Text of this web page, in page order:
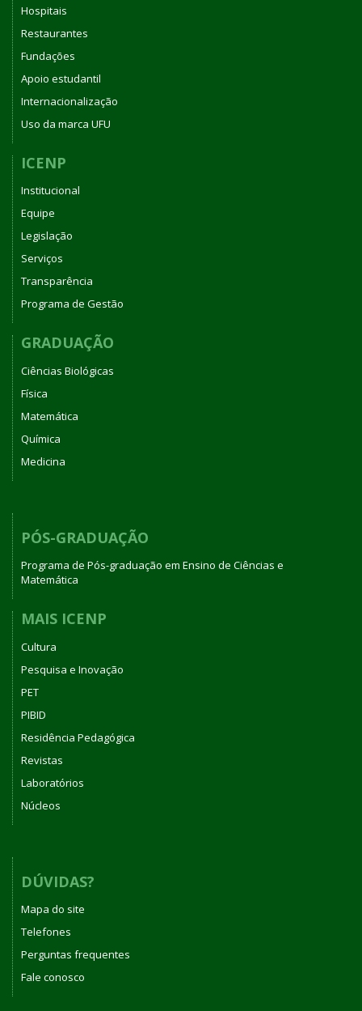
Hospitais
Restaurantes
Fundações
Apoio estudantil
Internacionalização
Uso da marca UFU
ICENP
Institucional
Equipe
Legislação
Serviços
Transparência
Programa de Gestão
GRADUAÇÃO
Ciências Biológicas
Física
Matemática
Química
Medicina
PÓS-GRADUAÇÃO
Programa de Pós-graduação em Ensino de Ciências e
Matemática
MAIS ICENP
Cultura
Pesquisa e Inovação
PET
PIBID
Residência Pedagógica
Revistas
Laboratórios
Núcleos
DÚVIDAS?
Mapa do site
Telefones
Perguntas frequentes
Fale conosco